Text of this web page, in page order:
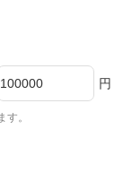
円
。